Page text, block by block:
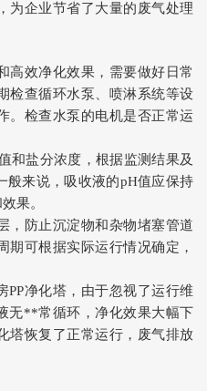
为企业节省了大量的废气处理
高效净化效果，需要做好日常
检查循环水泵、喷淋系统等设
。检查水泵的电机是否正常运
和盐分浓度，根据监测结果及
般来说，吸收液的pH值应保持
果。
，防止沉淀物和杂物堵塞管道
期可根据实际运行情况确定，
PP净化塔，由于忽视了运行维
无**常循环，净化效果大幅下
塔恢复了正常运行，废气排放